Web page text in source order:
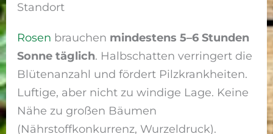
Standort
Rosen brauchen mindestens 5–6 Stunden
Sonne täglich. Halbschatten verringert die
Blütenanzahl und fördert Pilzkrankheiten.
Luftige, aber nicht zu windige Lage. Keine
Nähe zu großen Bäumen
(Nährstoffkonkurrenz, Wurzeldruck).